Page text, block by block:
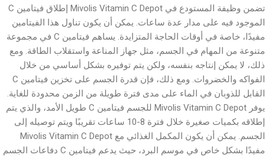
تضمن وظيفة المستودع في Mivolis Vitamin C Depot إطلاق فيتامين C
الموجود فيه على مدار عدة ساعات. يمكن أن يكون تناول هذا الفيتامين
مفيدًا، خاصة في أوقات الحاجة المتزايدة. يساهم فيتامين C في مجموعة
متنوعة من المهام في الجسم، مثل جهاز المناعة واستقلاب الطاقة. ومع
ذلك، لا يمكن إنتاجه بنفسه، ولكن يتم توفيره بشكل أساسي من خلال
الفواكه والخضروات. ومع ذلك، فإن قدرة الجسم على تخزين فيتامين C
القابل للذوبان في الماء على مدى فترة طويلة من الزمن محدودة للغاية.
يوفر Mivolis Vitamin C Depot للجسم فيتامين C طويل الأمد، والذي يتم
إطلاقه بكميات صغيرة خلال فترة 8-10 ساعات تقريبًا ويتم توصيله إلى
الجسم. يمكن أن يكون المكمل الغذائي مع Mivolis Vitamin C Depot
مفيدًا بشكل خاص في موسم البرد، حيث يدعم فيتامين C دفاعات الجسم